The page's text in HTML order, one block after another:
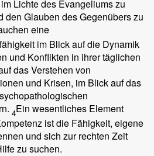
Lichte des Evangeliums zu
den Glauben des Gegenübers zu
eine
im Blick auf die Dynamik
und Konflikten in ihrer täglichen
das Verstehen von
und Krisen, im Blick auf das
4Ein wesentliches Element
ist die Fähigkeit, eigene
und sich zur rechten Zeit
zu suchen.